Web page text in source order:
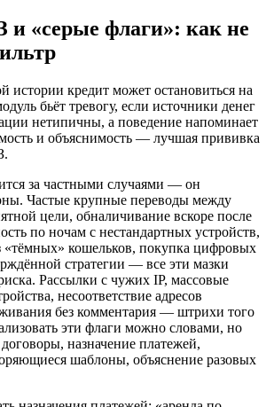
и «серые флаги»: как не
истории кредит может остановиться на
бьёт тревогу, если источники денег
нетипичны, а поведение напоминает
и объяснимость — лучшая прививка
за частными случаями — он
Частые крупные переводы между
цели, обналичивание вскоре после
по ночам с нестандартных устройств,
«тёмных» кошельков, покупка цифровых
стратегии — все эти мазки
Рассылки с чужих IP, массовые
несоответствие адресов
без комментария — штрихи того
эти флаги можно словами, но
назначение платежей,
шаблоны, объяснение разовых